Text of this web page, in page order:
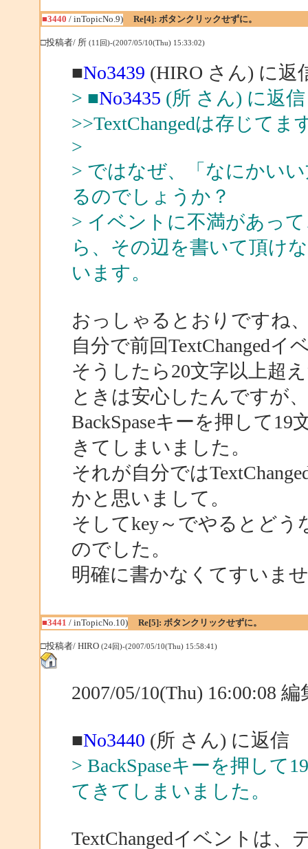
■3440 / inTopicNo.9) Re[4]: ボタンクリックせずに。
□投稿者/ 所 (11回)-(2007/05/10(Thu) 15:33:02)
■No3439 (HIRO さん) に返
> ■No3435 (所 さん) に返信
>>TextChangedは存じてま
>
> ではなぜ、「なにかい
るのでしょうか？
> イベントに不満があっ
ら、その辺を書いて頂け
います。
おっしゃるとおりですね
自分で前回TextChanged
そうしたら20文字以上超
ときは安心したんですが、
BackSpaseキーを押して
きてしまいました。
それが自分では
かと思いまして。
そしてkey～でやるとど
のでした。
明確に書かなくてすいま
■3441 / inTopicNo.10) Re[5]: ボタンクリックせずに。
□投稿者/ HIRO (24回)-(2007/05/10(Thu) 15:58:41)
2007/05/10(Thu) 16:00:08
■No3440 (所 さん) に返信
> BackSpaseキーを押して
てきてしまいました。
TextChangedイベントは